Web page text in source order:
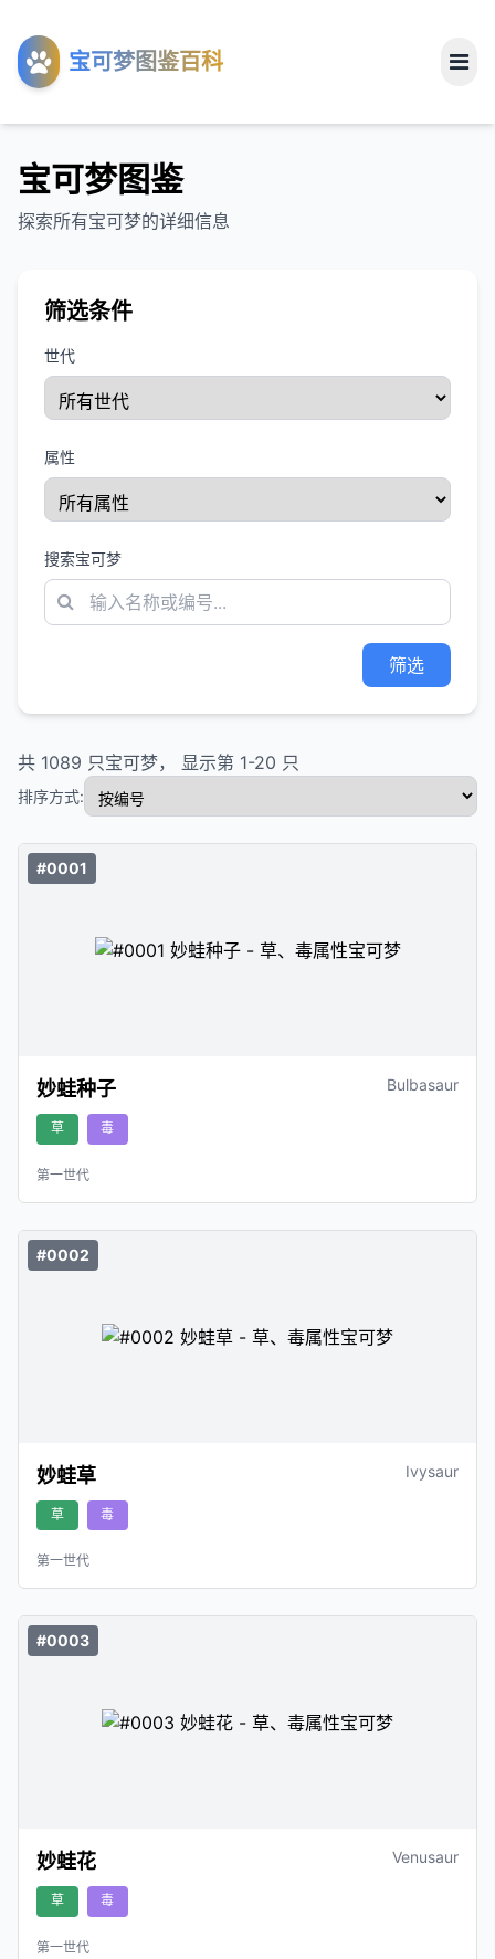
宝可梦图鉴百科
工具
关于
宝可梦图鉴
探索所有宝可梦的详细信息
筛选条件
世代
属性
搜索宝可梦
筛选
共 1089 只宝可梦， 显示第 1-20 只
排序方式:
#0001
妙蛙种子 Bulbasaur
草 毒
第一世代
#0002
妙蛙草 Ivysaur
草 毒
第一世代
#0003
妙蛙花 Venusaur
草 毒
第一世代